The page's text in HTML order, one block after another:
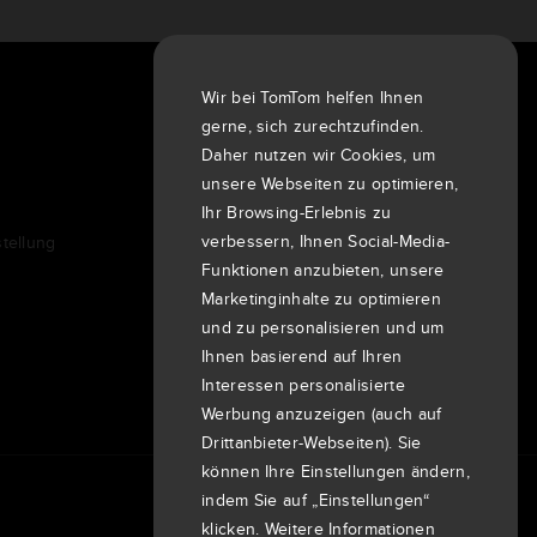
Über uns
Unternehmen
Kunden
Newsroom
Veranstaltungen
Pressemitteilungen
Investoren
7th item
Routing
9th item of footer
Wir bei TomTom helfen Ihnen
gerne, sich zurechtzufinden.
Daher nutzen wir Cookies, um
unsere Webseiten zu optimieren,
Ihr Browsing-Erlebnis zu
verbessern, Ihnen Social-Media-
Funktionen anzubieten, unsere
Marketinginhalte zu optimieren
und zu personalisieren und um
Ihnen basierend auf Ihren
Interessen personalisierte
Werbung anzuzeigen (auch auf
Drittanbieter-Webseiten). Sie
können Ihre Einstellungen ändern,
indem Sie auf „Einstellungen“
klicken. Weitere Informationen